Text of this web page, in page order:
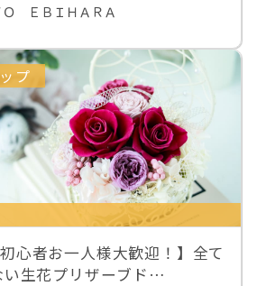
Ｏ ＥＢＩＨＡＲＡ
プ
初心者お一人様大歓迎！】全て
い生花プリザーブド…